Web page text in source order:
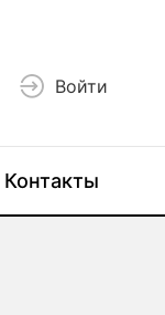
Войти
Контакты